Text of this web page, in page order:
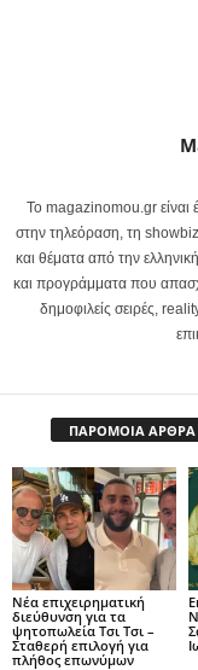
Το magazinomou.gr είναι
στην τηλεόραση, τη showbiz
και θέματα από την
και προγράμματα που
δημοφιλείς σειρές,
ΠΑΡΟΜΟΙΑ ΑΡΘΡΑ
Νέα επιχειρηματική
διεύθυνση για τα
ψητοπωλεία Τσι Τσι –
Σταθερή επιλογή για
πλήθος επωνύμων